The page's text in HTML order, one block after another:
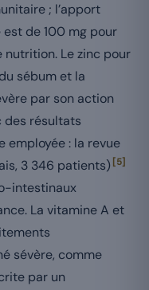
; l’apport
de 100 mg pour
nutrition. Le zinc pour
sébum et la
par son action
des résultats
employée : la revue
3 346 patients) [5]
intestinaux
La vitamine A et
sévère, comme
par un